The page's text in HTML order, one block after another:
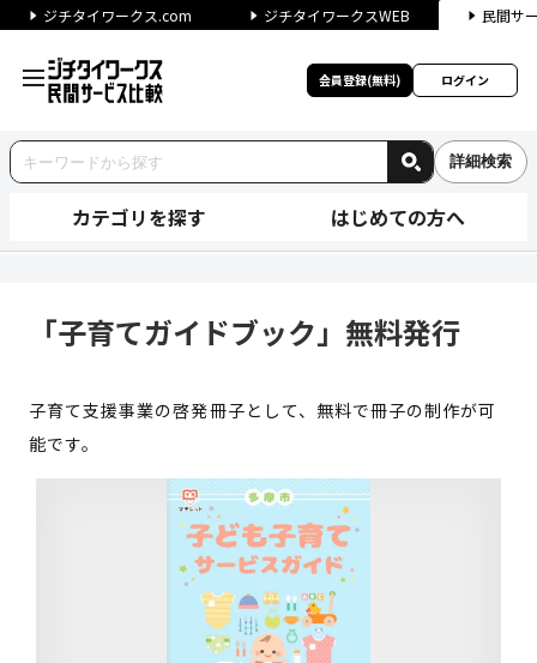
ジチタイワークス.com ジチタイワークスWEB 民間サ
会員登録(無料) ログイン
詳細検索
カテゴリを探す はじめての方へ
「子育てガイドブック」無料発行
子育て支援事業の啓発冊子として、無料で冊子の制作が可
能です。